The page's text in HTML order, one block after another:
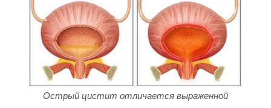
Острый цистит отличается выраженной